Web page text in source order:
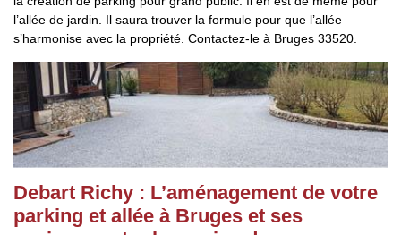
l’allée de jardin. Il saura trouver la formule pour que l’allée
s’harmonise avec la propriété. Contactez-le à Bruges 33520.
Debart Richy : L’aménagement de votre
parking et allée à Bruges et ses